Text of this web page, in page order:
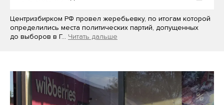
Центризбирком РФ провел жеребьевку, по итогам которой
определились места политических партий, допущенных
до выборов в Г… Читать дальше